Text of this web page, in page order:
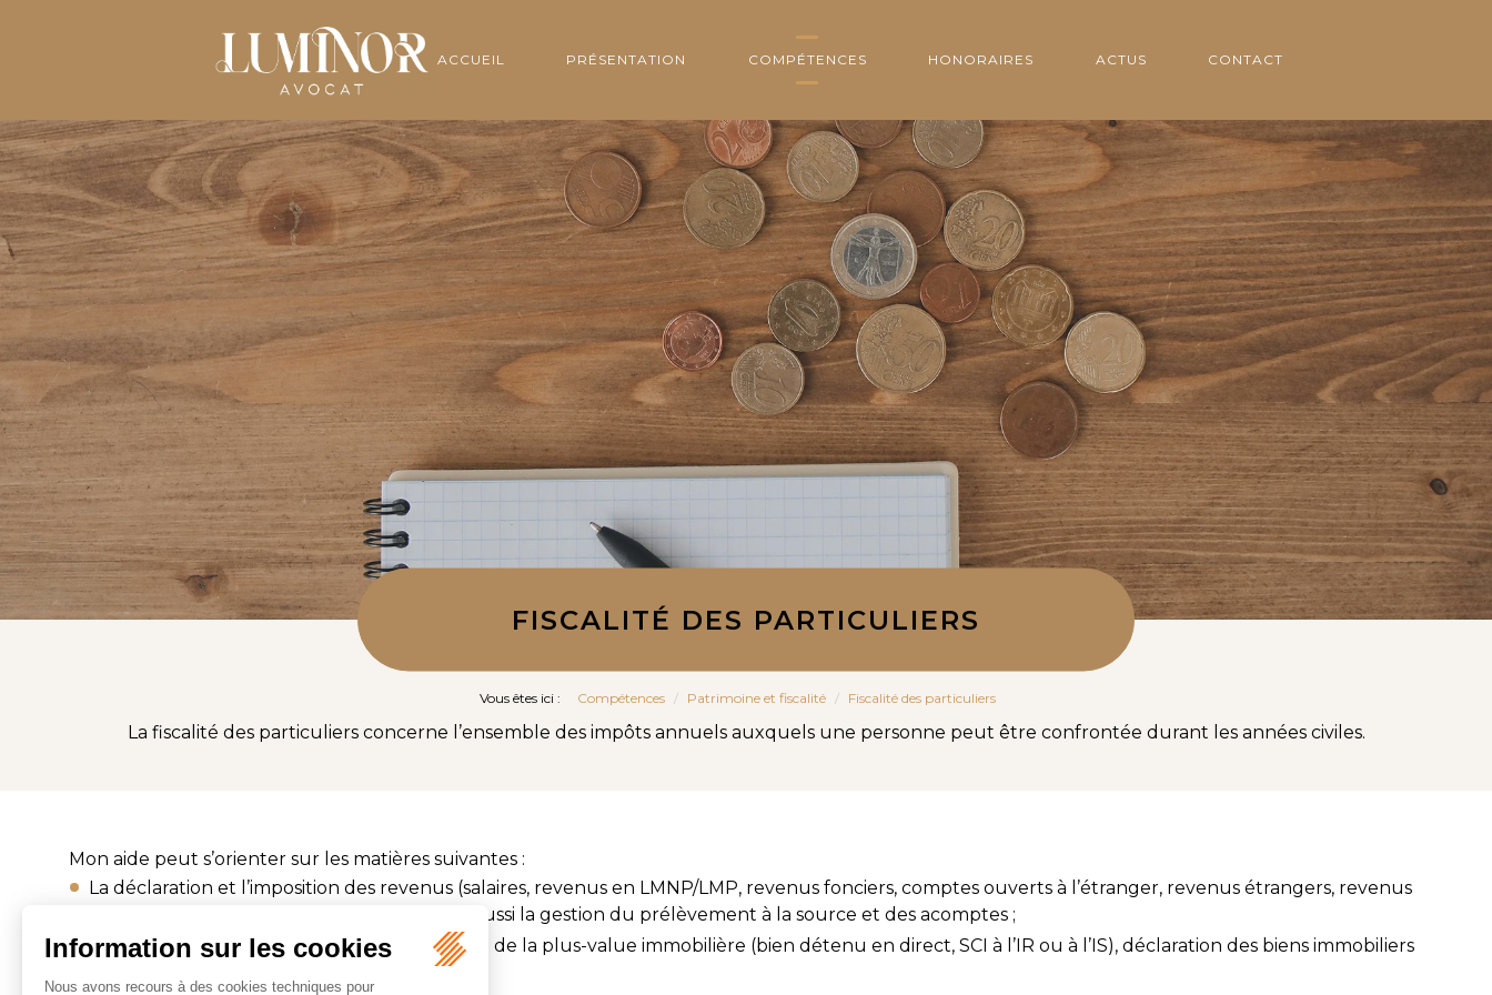
ACCUEIL PRÉSENTATION COMPÉTENCES HONORAIRES ACTUS CONTACT
FISCALITÉ DES PARTICULIERS
Vous êtes ici : Compétences Patrimoine et fiscalité Fiscalité des particuliers
La fiscalité des particuliers concerne l’ensemble des impôts annuels auxquels une personne peut être confrontée durant les années civiles.
Mon aide peut s’orienter sur les matières suivantes :
La déclaration et l’imposition des revenus (salaires, revenus en LMNP/LMP, revenus fonciers, comptes ouverts à l’étranger, revenus étrangers, revenus
d’actifs numériques (cryptomonnaies) mais aussi la gestion du prélèvement à la source et des acomptes ;
La fiscalité immobilière : déclaration IFI, calcul de la plus-value immobilière (bien détenu en direct, SCI à l’IR ou à l’IS), déclaration des biens immobiliers